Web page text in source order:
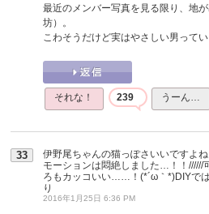
最近のメンバー写真を見る限り、地
坊）。
こわそうだけど実はやさしい男って
それな！ 239 うーん…
33
伊野尾ちゃんの猫っぽさいいですよ
モーションは悶絶しました…！！//////
ろもカッコいい……！(*´ω｀*)DIYで
り
2016年1月25日 6:36 PM